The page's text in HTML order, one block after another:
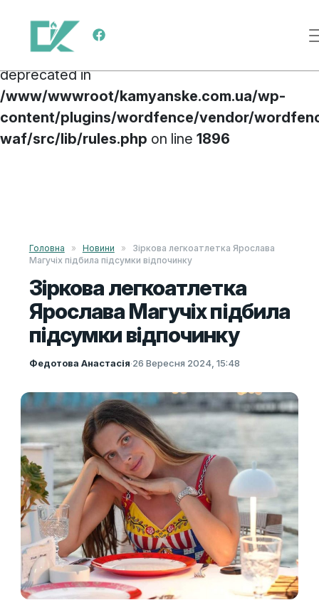
Deprecated
: preg_replace(): Passing null to
parameter #3 ($subject) of type array|string is
deprecated in
/www/wwwroot/kamyanske.com.ua/wp-
content/plugins/wordfence/vendor/
waf/src/lib/rules.php on line 1896
Main Navigation
Головна » Новини »
Зіркова легкоатлетка Ярослава
Магучіх підбила підсумки відпочинку
Зіркова легкоатлетка
Ярослава Магучіх підбила
підсумки відпочинку
Федотова Анастасія·26 Вересня 2024, 15:48